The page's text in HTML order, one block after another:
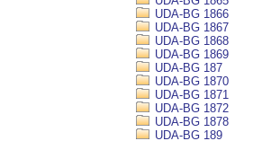
UDA-BG 1866
UDA-BG 1867
UDA-BG 1868
UDA-BG 1869
UDA-BG 187
UDA-BG 1870
UDA-BG 1871
UDA-BG 1872
UDA-BG 1878
UDA-BG 189